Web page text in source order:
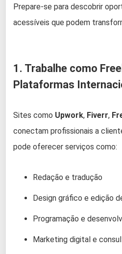
Prepare-se para descobrir
acessíveis que podem
1. Trabalhe como
Plataformas
Sites como Upwork, Fiverr,
conectam profissionais a
pode oferecer serviços como:
Redação e tradução
Design gráfico e edição
Programação e
Marketing digital e